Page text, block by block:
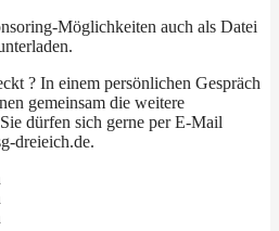
Möglichkeiten auch als Datei
? In einem persönlichen Gespräch
gemeinsam die weitere
dürfen sich gerne per E-Mail
dreieich.de.